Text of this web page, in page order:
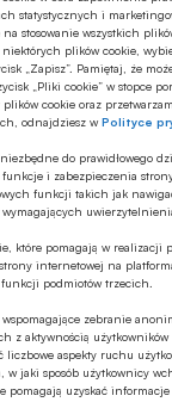
statystycznych i
na stosowanie wszystkich
niektórych plików cookie,
„Zapisz”. Pamiętaj, że
„Pliki cookie” w stopce
cookie oraz
odnajdziesz wPolityce
do prawidłowego
funkcje i zabezpieczenia
funkcji takich jak
które pomagają w
internetowej na
podmiotów trzecich.
wspomagające zebranie
z aktywnością użytkowników
liczbowe aspekty ruchu
w jaki sposób użytkownicy
pomagają uzyskać
SA, rozmawiał
nośnik według
do realizacji
trwałego
do komunikacji
wymogi
rozwiązania
Blockchain BIK.
Polska